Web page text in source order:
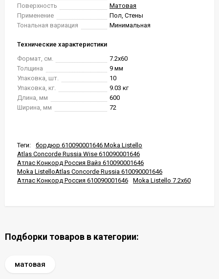
Поверхность
Матовая
Применение
Пол, Стены
Тональная вариация
Минимальная
Технические характеристики
Формат, см.
7.2x60
Толщина
9 мм
Упаковка, шт.
10
Упаковка, кг.
9.03 кг
Длина, мм
600
Ширина, мм
72
Теги:
бордюр 610090001646 Moka Listello
Atlas Concorde Russia Wise 610090001646
Атлас Конкорд Россия Вайз 610090001646
Moka ListelloAtlas Concorde Russia 610090001646
Атлас Конкорд Россия 610090001646
Moka Listello 7.2x60
Подборки товаров в категории:
матовая